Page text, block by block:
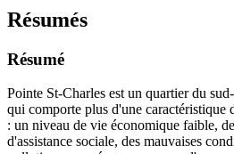
Résumés
Résumé
Pointe St-Charles est un quartier du
qui comporte plus d'une
: un niveau de vie économique faible,
d'assistance sociale, des mauvaises